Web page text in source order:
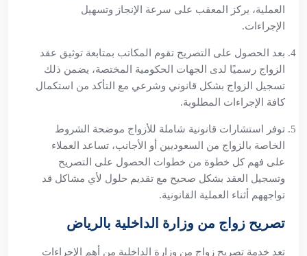
العملية، يركز المعقب على سرعة الإنجاز وتسهيل
الإجراءات.
بعد الحصول على التصريح تقوم المكاتب بمتابعة توثيق عقد
الزواج رسميًا لدى الجهات الحكومية المختصة، يضمن ذلك
تسجيل الزواج بشكل قانوني وشرعي مع التأكد من استكمال
كافة الإجراءات المطلوبة.
توفر استشارات قانونية شاملة للأزواج موضحة الشروط
الخاصة بالزواج من السعوديين أو الأجانب، تساعد العملاء
على فهم كل خطوة من خطوات الحصول على التصريح
وتسجيل العقد بشكل صحيح مع تقديم حلول لأي مشاكل قد
تواجههم أثناء العملية القانونية.
تصريح زواج من وزارة الداخلية بالرياض
تعد خدمة تصريح زواج من وزارة الداخلية من أهم الإجراءات